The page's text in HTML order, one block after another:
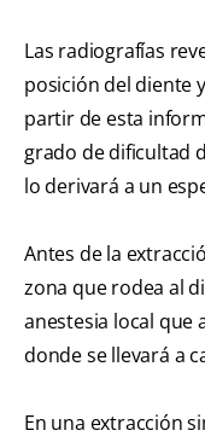
Las radiografías
posición del diente
partir de esta
grado de dificultad
lo derivará a un
Antes de la
zona que rodea al
anestesia local que
donde se llevará a
En una extracción